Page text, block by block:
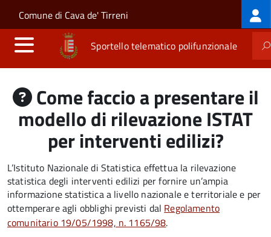
Salta al contenuto principale
Skip to site navigation
Comune di Cava de' Tirreni
Sportello telematico polifunzionale
Come faccio a presentare il
modello di rilevazione ISTAT
per interventi edilizi?
L’Istituto Nazionale di Statistica effettua la rilevazione
statistica degli interventi edilizi per fornire un’ampia
informazione statistica a livello nazionale e territoriale e per
ottemperare agli obblighi previsti dal Regolamento
comunitario 19/05/1998, n. 1165/98.